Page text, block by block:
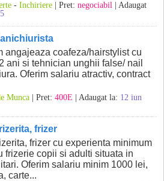
- Inchiriere | Pret: negociabil | Adaugat
angajeaza coafeza/hairstylist cu
ani si tehnician unghii false/ nail
Oferim salariu atractiv, contract
Munca | Pret: 400E | Adaugat la: 12 iun
frizer
frizer cu experienta minimum
frizerie copii si adulti situata in
Oferim salariu minim 1000 lei,
carte...